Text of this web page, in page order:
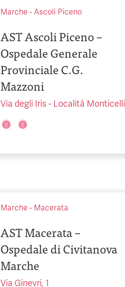
Marche - Ascoli Piceno
AST Ascoli Piceno –
Ospedale Generale
Provinciale C.G.
Mazzoni
Via degli Iris - Località Monticelli
Marche - Macerata
AST Macerata –
Ospedale di Civitanova
Marche
Via Ginevri, 1